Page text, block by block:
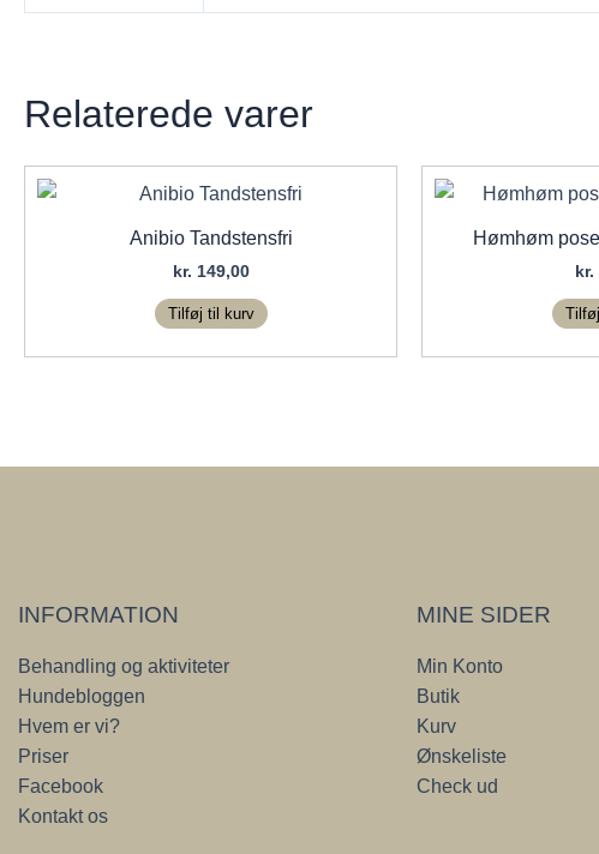
Relaterede varer
Anibio Tandstensfri
kr. 149,00
Tilføj til kurv
Hømhøm
kr.
INFORMATION
Behandling og aktiviteter
Hundebloggen
Hvem er vi?
Priser
Facebook
Kontakt os
MINE SIDER
Min Konto
Butik
Kurv
Ønskeliste
Check ud